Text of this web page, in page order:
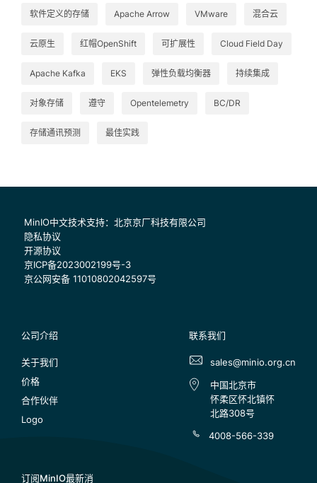
软件定义的存储 Apache Arrow VMware 混合云
云原生 红帽OpenShift 可扩展性 Cloud Field Day
Apache Kafka EKS 弹性负载均衡器 持续集成
对象存储 遵守 Opentelemetry BC/DR
存储通讯预测 最佳实践
MinIO中文技术支持：北京京厂科技有限公司
隐私协议
开源协议
京ICP备2023002199号-3
京公网安备 11010802042597号
公司介绍
关于我们
价格
合作伙伴
Logo
联系我们
sales@minio.org.cn
中国北京市
怀柔区怀北镇怀
北路308号
4008-566-339
订阅MinIO最新消